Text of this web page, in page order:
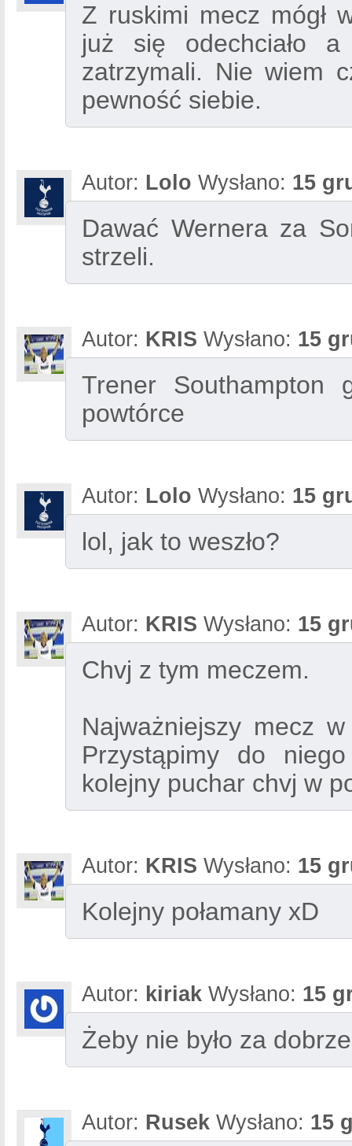
Z ruskimi mecz mógł
już się odechciało
zatrzymali. Nie wiem
pewność siebie.
Autor: Lolo Wysłano: 15
Dawać Wernera za
strzeli.
Autor: KRIS Wysłano: 15
Trener
powtórce
Autor: Lolo Wysłano: 15
lol, jak to weszło?
Autor: KRIS Wysłano: 15
Chvj z tym meczem.
Najważniejszy mecz
Przystąpimy do
kolejny puchar chvj w
Autor: KRIS Wysłano: 15
Kolejny połamany xD
Autor: kiriak Wysłano: 15
Żeby nie było za
Autor: Rusek Wysłano: 15